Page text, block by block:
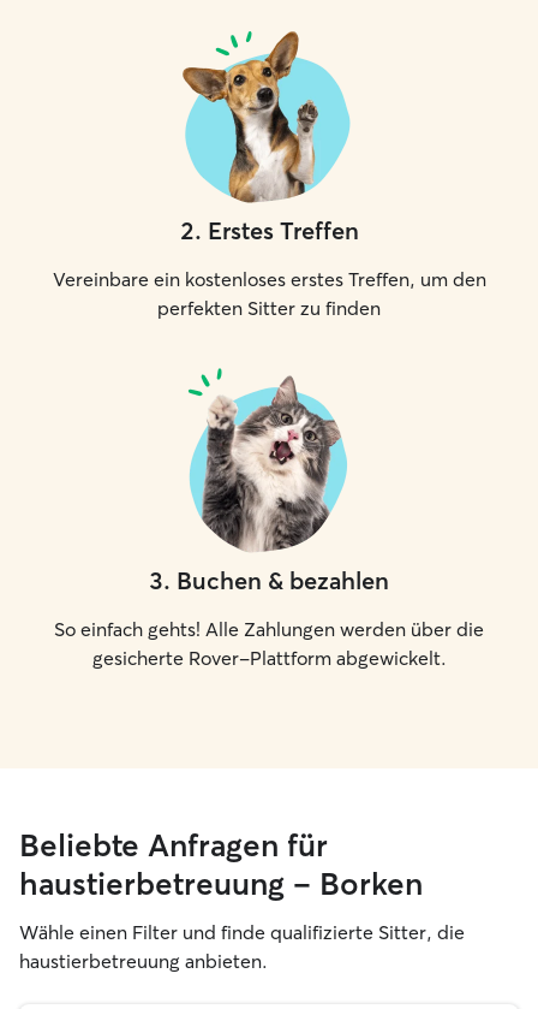
2. Erstes Treffen
Vereinbare ein kostenloses erstes Treffen, um den
perfekten Sitter zu finden
3. Buchen & bezahlen
So einfach gehts! Alle Zahlungen werden über die
gesicherte Rover-Plattform abgewickelt.
Beliebte Anfragen für
haustierbetreuung – Borken
Wähle einen Filter und finde qualifizierte Sitter, die
haustierbetreuung anbieten.